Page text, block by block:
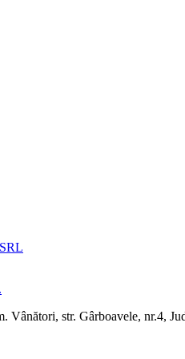
Vânători, str. Gârboavele, nr.4,